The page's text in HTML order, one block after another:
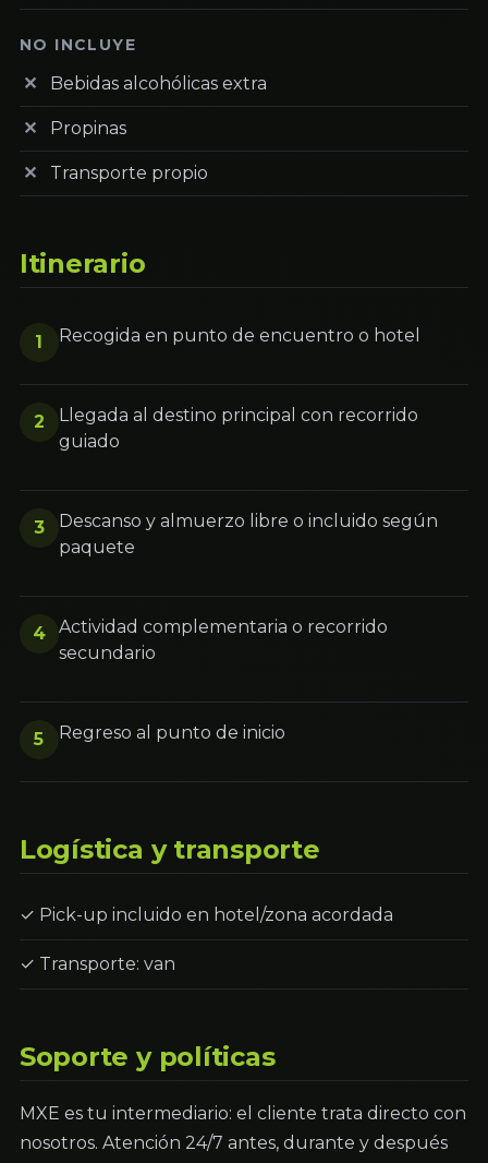
NO INCLUYE
Bebidas alcohólicas extra
Propinas
Transporte propio
Itinerario
1 Recogida en punto de encuentro o hotel
2
Llegada al destino principal con recorrido
guiado
3
Descanso y almuerzo libre o incluido según
paquete
4
Actividad complementaria o recorrido
secundario
5 Regreso al punto de inicio
Logística y transporte
✓ Pick-up incluido en hotel/zona acordada
✓ Transporte: van
Soporte y políticas
MXE es tu intermediario: el cliente trata directo con
nosotros. Atención 24/7 antes, durante y después